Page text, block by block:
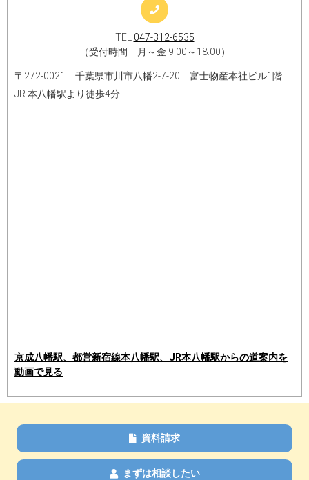
TEL 047-312-6535
（受付時間 月～金 9:00～18:00）
〒272-0021 千葉県市川市八幡2-7-20 富士物産本社ビル1階
JR 本八幡駅より徒歩4分
京成八幡駅、都営新宿線本八幡駅、JR本八幡駅からの道案内を
動画で見る
資料請求
まずは相談したい